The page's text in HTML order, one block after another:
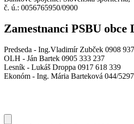
č. ú.: 0056765950/0900
Zamestnanci PSBU obce
Predseda - Ing.Vladimír Zubček 0908
OLH - Ján Bartek 0905 333 237
Lesník - Lukáš Droppa 0917 618 339
Ekonóm - Ing. Mária Barteková 044/